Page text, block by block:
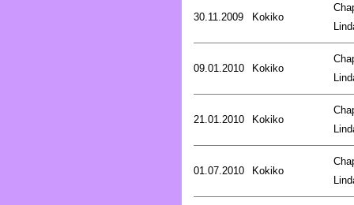
30.11.2009 Kokiko
09.01.2010 Kokiko
21.01.2010 Kokiko
01.07.2010 Kokiko